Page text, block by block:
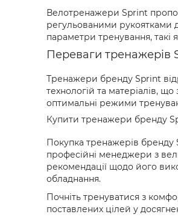
Велотренажери Sprint
регульованими рукоятками
параметри тренування, такі
Переваги тренажерів
Тренажери бренду Sprint
технологій та матеріалів,
оптимальні режими
Купити тренажери бренду
Покупка тренажерів бренду
професійні менеджери з
рекомендації щодо його
обладнання.
Почніть тренуватися з
поставлених цілей у